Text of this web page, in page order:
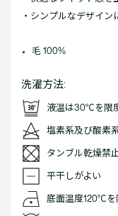
・シンプルなデザイン
毛 100%
洗濯方法:
液温は30℃を限
塩素系及び酸素
タンブル乾燥禁
平干しがよい
底面温度120℃を